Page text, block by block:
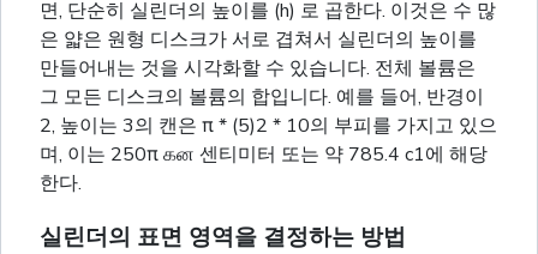
면, 단순히 실린더의 높이를 (h) 로 곱한다. 이것은 수 많
은 얇은 원형 디스크가 서로 겹쳐서 실린더의 높이를
만들어내는 것을 시각화할 수 있습니다. 전체 볼륨은
그 모든 디스크의 볼륨의 합입니다. 예를 들어, 반경이
2, 높이는 3의 캔은 π * (5)2 * 10의 부피를 가지고 있으
며, 이는 250π கன 센티미터 또는 약 785.4 c1에 해당
한다.
실린더의 표면 영역을 결정하는 방법